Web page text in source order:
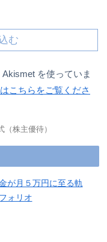
む
を使っていま
こちらをご覧くださ
（株主優待）
が月５万円に至る軌
ォリオ